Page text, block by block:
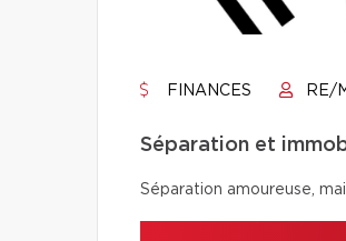
FINANCES RE/
Séparation et
Séparation amoureuse,